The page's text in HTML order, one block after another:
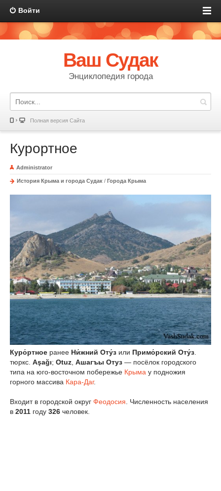
Войти
Ваш Судак
Энциклопедия города
Полная версия Сайта
Курортное
Administrator
История Крыма и города Судак / Города Крыма
Куро́ртное ранее Ни́жний Оту́з или Примо́рский Оту́з
тюркс. Aşağı; Otuz Ашагъы Отуз — посёлок городского
типа на юго-восточном побережье Крыма у подножия
горного массива Кара-Даг.
Входит в городской округ Феодосия . Численность населения
в 2011 году 326 человек.